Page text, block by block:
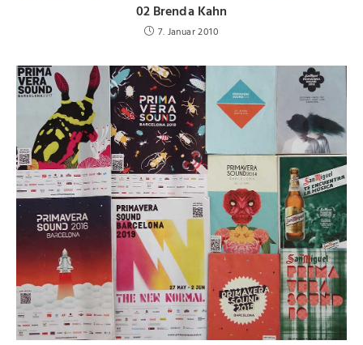
02 Brenda Kahn
7. Januar 2010